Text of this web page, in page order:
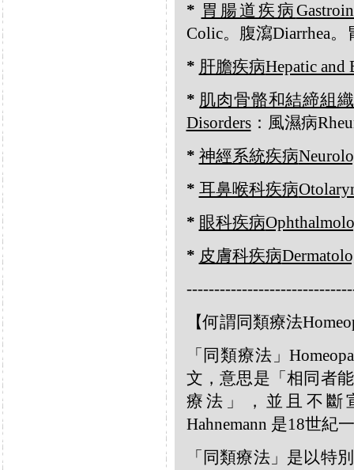
* 胃腸道疾病
Colic。腹瀉Diarrhea。
* 肝膽疾病Hepatic and
* 肌肉骨骼和結締組
Disorders：風濕病
* 神經系統疾病
* 耳鼻喉科疾病
* 眼科疾病
* 皮膚科疾病
【何謂同類療法
「同類療法」
文，意思是「相同者
療法」，並且不斷
Hahnemann 是18世紀
「同類療法」是以特